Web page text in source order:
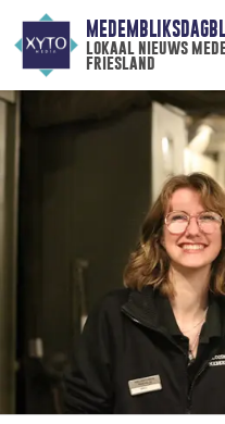
lokaal nieuws
friesland